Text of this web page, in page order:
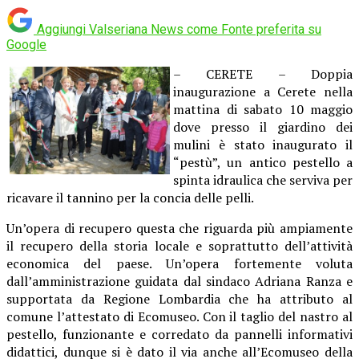
Aggiungi Valseriana News come Fonte preferita su
Google
– CERETE – Doppia
inaugurazione a Cerete nella
mattina di sabato 10 maggio
dove presso il giardino dei
mulini è stato inaugurato il
“pestù”, un antico pestello a
spinta idraulica che serviva per
ricavare il tannino per la concia delle pelli.
Un’opera di recupero questa che riguarda più ampiamente
il recupero della storia locale e soprattutto dell’attività
economica del paese. Un’opera fortemente voluta
dall’amministrazione guidata dal sindaco Adriana Ranza e
supportata da Regione Lombardia che ha attributo al
comune l’attestato di Ecomuseo. Con il taglio del nastro al
pestello, funzionante e corredato da pannelli informativi
didattici, dunque si è dato il via anche all’Ecomuseo della